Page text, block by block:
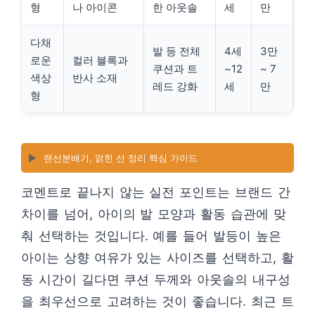
형
나 아이콘
한 아웃솔
세
만
다채
로운
색상
형
컬러 블록과
반사 소재
발 등 전체
쿠션과 트
레드 강화
4세
~12
세
3만
~ 7
만
▶️ 랜선분배기, 얽힌 선 정리 핵심 가이드
코멘트로 끝나지 않는 실전 포인트는 브랜드 간
차이를 넘어, 아이의 발 모양과 활동 습관에 맞
춰 선택하는 것입니다. 예를 들어 발등이 높은
아이는 상향 여유가 있는 사이즈를 선택하고, 활
동 시간이 길다면 쿠션 두께와 아웃솔의 내구성
을 최우선으로 고려하는 것이 좋습니다. 최근 트